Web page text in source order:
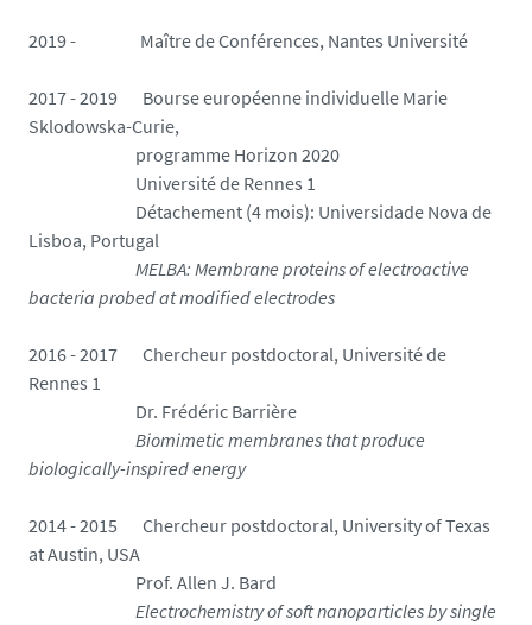
2019 - Maître de Conférences, Nantes Université
2017 - 2019 Bourse européenne individuelle Marie
Sklodowska-Curie,
programme Horizon 2020
Université de Rennes 1
Détachement (4 mois): Universidade Nova de
Lisboa, Portugal
MELBA: Membrane proteins of electroactive
bacteria probed at modified electrodes
2016 - 2017 Chercheur postdoctoral, Université de
Rennes 1
Dr. Frédéric Barrière
Biomimetic membranes that produce
biologically-inspired energy
2014 - 2015 Chercheur postdoctoral, University of Texas
at Austin, USA
Prof. Allen J. Bard
Electrochemistry of soft nanoparticles by single